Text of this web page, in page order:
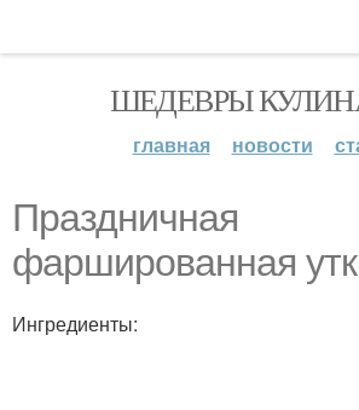
ШЕДЕВРЫ
главная новости
Праздничная
фаршированная
Ингредиенты: